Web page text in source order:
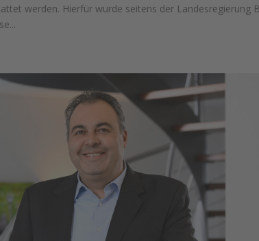
werden. Hierfür wurde seitens der Landesregierung